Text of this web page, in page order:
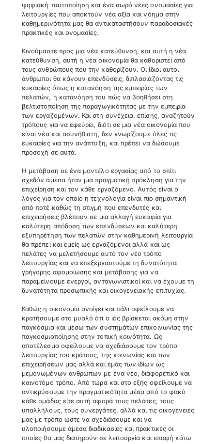
ψηφιακή ταυτοποίηση και ένα σωρό νέες ονομασίες για
λειτουργίες που αποκτούν νέα αξία και νόημα στην
καθημερινότητα μας θα αντικαταστήσουν παραδοσιακές
πρακτικές και ονομασίες.
Κινούμαστε προς μια νέα κατεύθυνση, και αυτή η νέα
κατεύθυνση, αυτή η νέα οικονομία θα καθοριστεί από
τους ανθρώπους που την καθορίζουν. Οι ίδιοι αυτοί
άνθρωποι θα κάνουν επενδύσεις, διπλασιάζοντας τις
ευκαιρίες όπως η κατανόηση της εμπειρίας των
πελατών, η κατανόηση του πώς να βοηθήσει στη
βελτιστοποίηση της παραγωγικότητας με την εμπειρία
των εργαζομένων. Και στη συνέχεια, επίσης, αναζητούν
τρόπους για να εφεύρει, διότι σε μια νέα οικονομία που
είναι νέα και ασυνήθιστη, δεν γνωρίζουμε όλες τις
ευκαιρίες για την ανάπτυξη, και πρέπει να δώσουμε
προσοχή σε αυτά.
Η μετάβαση σε ένα μοντέλο εργασίας από το σπίτι
σχεδόν άμεσα ήταν μια πραγματική πρόκληση για την
επιχείρηση και τον κάθε εργαζόμενο. Αυτός είναι ο
λόγος για τον οποίο η τεχνολογία είναι πιο σημαντική
από ποτέ καθώς τη στιγμή που επενδυτές και
επιχειρήσεις βλέπουν σε μια αλλαγή ευκαιρία για
καλύτερη απόδοση των επενδύσεων και καλύτερη
εξυπηρέτηση των πελατών στην καθημερινή λειτουργία
θα πρέπει και εμείς ως εργαζόμενοι αλλά και ως
πελάτες να μελετήσουμε αυτό τον νέο τρόπο
λειτουργίας και να επεξεργαστούμε τη δυνατότητα
γρήγορης αφομοίωσης και μετάβασης για να
παραμείνουμε ενεργοί, ανταγωνιστικοί και να έχουμε τη
δυνατότητα προσωπικής και οικογενειακής επιτυχίας.
Καθώς η οικονομία ανοίγει και πάλι οφείλουμε να
κρατήσουμε στο μυαλό ότι ο ιός βρίσκεται ακόμη στην
παγκόσμια και μέσω των συστημάτων επικοινωνίας της
παγκοσμιοποίησης στην τοπική κοινότητα. Ως
αποτέλεσμα οφείλουμε να σχεδιάσουμε τον τρόπο
λειτουργίας του κράτους, της κοινωνίας και των
επιχειρήσεων μας αλλά και εμάς των ιδίων ως
μεμονωμένων ανθρώπων με ένα νέο, διαφορετικό και
καινοτόμο τρόπο. Από τώρα και στο εξής οφείλουμε να
αντικρύσουμε την πραγματικότητα μέσα από το φακό
κάθε ομάδας είτε αυτή αφορά τους πελάτες, τους
υπαλλήλους, τους συνεργάτες, αλλά και τις οικογένειες
μας με τρόπο ώστε να σχεδιάσουμε και να
υλοποιήσουμε άμεσα διαδικασίες και πρακτικές οι
οποίες θα μας διατηρούν σε λειτουργία και επαφή κάτω